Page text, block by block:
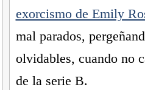
exorcismo de Emily
mal parados,
olvidables, cuando no
de la serie B.